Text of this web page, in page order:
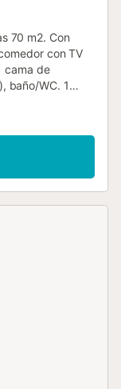
70 m2. Con
con TV
cama de
baño/WC. 1
eléctrica).
pequeño. El
aparcamiento.
/ perro. TV